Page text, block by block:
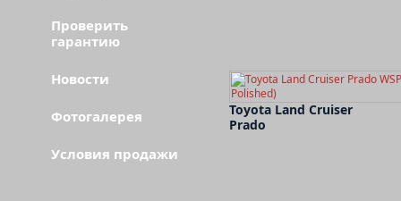
Toyota Land Cruiser
Prado
Проверить
гарантию
Новости
Фотогалерея
Условия продажи